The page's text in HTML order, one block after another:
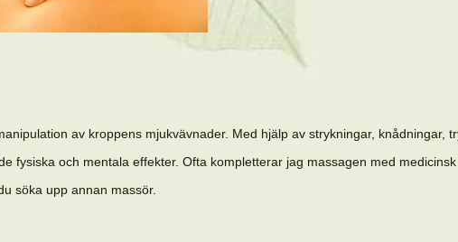
av kroppens mjukvävnader. Med hjälp av strykningar, knådningar,
fysiska och mentala effekter. Ofta kompletterar jag massagen med
söka upp annan massör.